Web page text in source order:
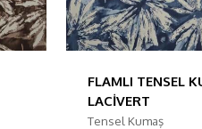
FLAMLI TENSEL
LACİVERT
Tensel Kumaş